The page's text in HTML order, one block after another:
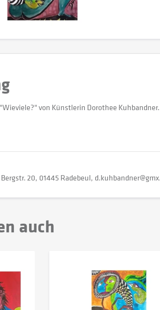
von Künstlerin Dorothee Kuhbandner.
20 01445 Radebeul
auch